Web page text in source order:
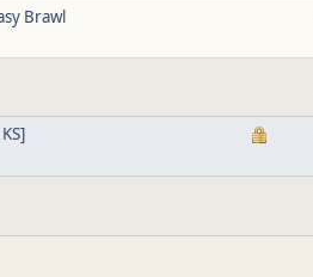
Brawl